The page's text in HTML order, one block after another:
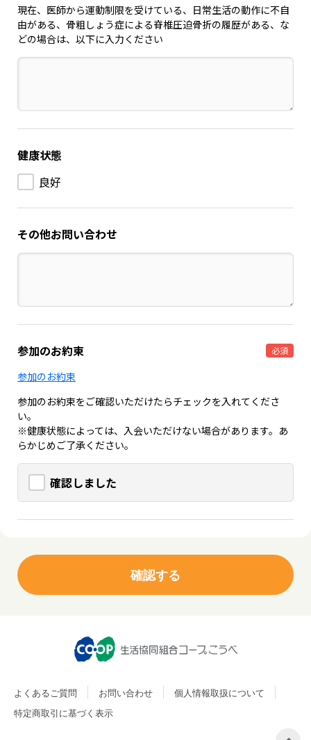
現在、医師から運動制限を受けている、日常生活の動作に不自
由がある、骨粗しょう症による脊椎圧迫骨折の履歴がある、な
どの場合は、以下に入力ください
健康状態
良好
その他お問い合わせ
参加のお約束 必須
参加のお約束
参加のお約束をご確認いただけたらチェックを入れてくださ
い。
※健康状態によっては、入会いただけない場合があります。あ
らかじめご了承ください。
確認しました
よくあるご質問 お問い合わせ
個人情報取扱について
特定商取引に基づく表示